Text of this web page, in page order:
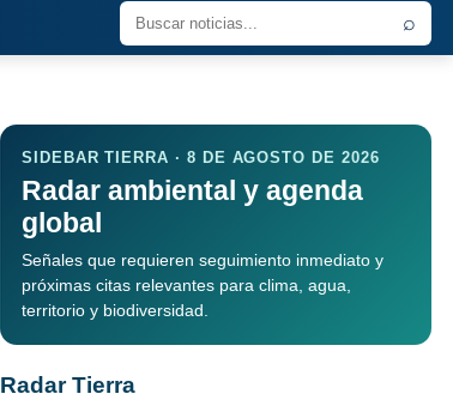
⌕
SIDEBAR TIERRA · 8 DE AGOSTO DE 2026
Radar ambiental y agenda
global
Señales que requieren seguimiento inmediato y
próximas citas relevantes para clima, agua,
territorio y biodiversidad.
Radar Tierra